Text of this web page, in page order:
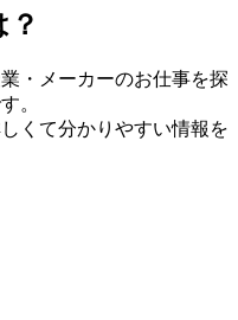
・メーカーのお仕事を探
。
くて分かりやすい情報を